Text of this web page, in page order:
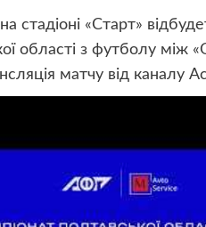
стадіоні «Старт»
області з футболу між
матчу від каналу